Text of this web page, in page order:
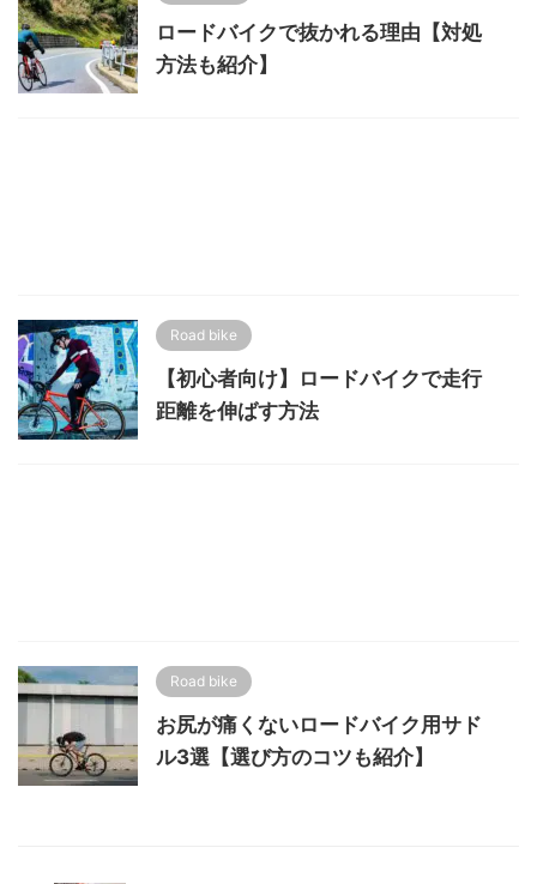
ロードバイクで抜かれる理由【対処
方法も紹介】
Road bike
【初心者向け】ロードバイクで走行
距離を伸ばす方法
Road bike
お尻が痛くないロードバイク用サド
ル3選【選び方のコツも紹介】